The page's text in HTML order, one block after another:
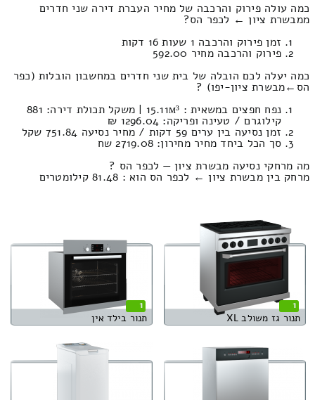
כמה עולה פירוק והרכבה של מחיר העברת דירה שני חדרים
ממבשרת ציון ← לכפר הס?
זמן פירוק והרכבה 1 שעות 16 דקות
פירוק והרכבה מחיר 592.00
כמה יעלה לכם הובלה של בית שני חדרים במחשבון הובלות (כפר
הס‎←‏מבשרת ציון-יפו) ?
נפח חפצים במשאית : 15.11м³ | משקל תכולת דירה: 881
קילוגרם / טעינה ופריקה: 1296.04 ₪
זמן נסיעה בין ערים 59 דקות / מחיר נסיעה 751.84 שקל
סך הכל ביחד מחיר מחירון: 2719.08 שח
מה מרחקי נסיעה מבשרת ציון — לכפר הס ?
מרחק בין מבשרת ציון ← לכפר הס הוא : 81.48 קילומטרים
1
תנור גז משולב XL
1
תנור בילד אין